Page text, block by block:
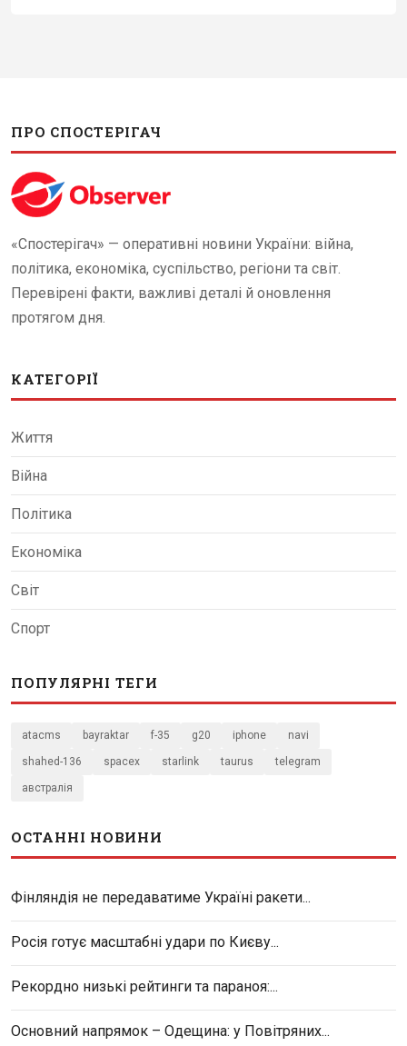
ПРО СПОСТЕРІГАЧ
«Спостерігач» — оперативні новини України: війна,
політика, економіка, суспільство, регіони та світ.
Перевірені факти, важливі деталі й оновлення
протягом дня.
КАТЕГОРІЇ
Життя
Війна
Політика
Економіка
Світ
Спорт
ПОПУЛЯРНІ ТЕГИ
atacms bayraktar f-35 g20 iphone navi
shahed-136 spacex starlink taurus telegram
австралія
ОСТАННІ НОВИНИ
Фінляндія не передаватиме Україні ракети...
Росія готує масштабні удари по Києву...
Рекордно низькі рейтинги та параноя:...
Основний напрямок – Одещина: у Повітряних...